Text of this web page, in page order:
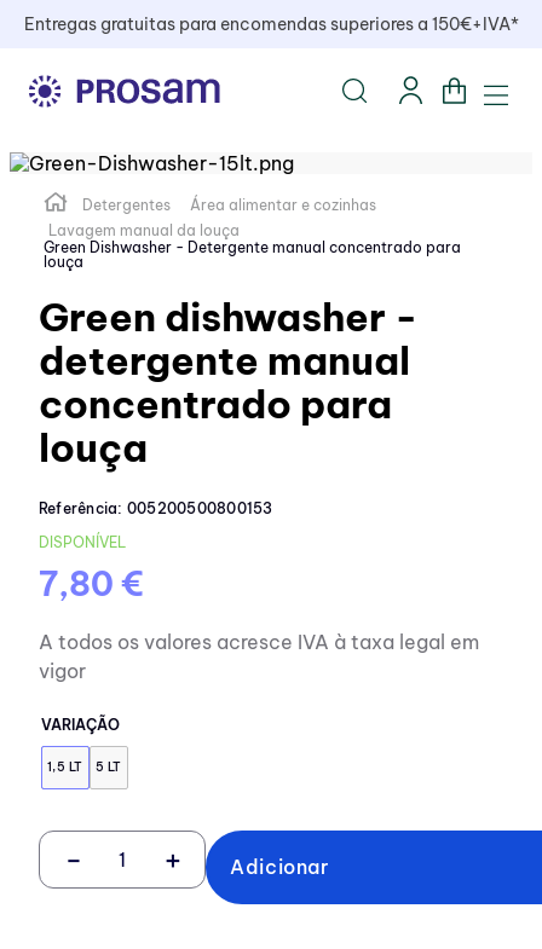
Entregas gratuitas para encomendas superiores a 150€+IVA*
Detergentes
Área alimentar e cozinhas
Lavagem manual da louça
Green Dishwasher - Detergente manual concentrado para
louça
Green dishwasher -
detergente manual
concentrado para
louça
Referência: 005200500800153
DISPONÍVEL
7,80 €
A todos os valores acresce IVA à taxa legal em
vigor
VARIAÇÃO
1,5 LT 5 LT
＋
－ Adicionar